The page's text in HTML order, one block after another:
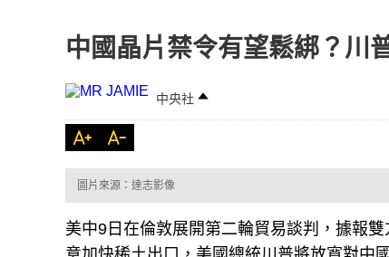
中國晶片禁令有望鬆綁？川
中央社
圖片來源：達志影像
美中9日在倫敦展開第二輪貿易談判，據報